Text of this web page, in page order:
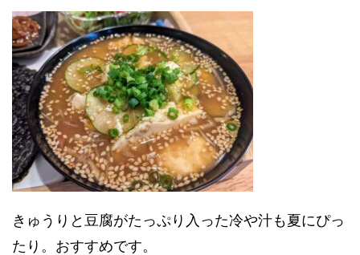
きゅうりと豆腐がたっぷり入った冷や汁も夏にぴっ
たり。おすすめです。